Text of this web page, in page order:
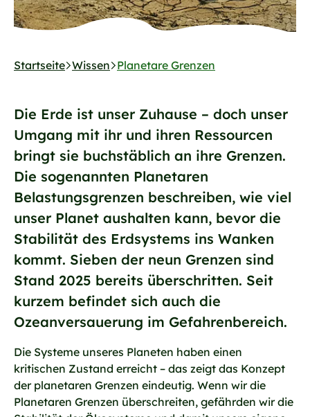
Startseite Wissen Planetare Grenzen
Die Erde ist unser Zuhause – doch unser
Umgang mit ihr und ihren Ressourcen
bringt sie buchstäblich an ihre Grenzen.
Die sogenannten Planetaren
Belastungsgrenzen beschreiben, wie viel
unser Planet aushalten kann, bevor die
Stabilität des Erdsystems ins Wanken
kommt. Sieben der neun Grenzen sind
Stand 2025 bereits überschritten. Seit
kurzem befindet sich auch die
Ozeanversauerung im Gefahrenbereich.
Die Systeme unseres Planeten haben einen
kritischen Zustand erreicht – das zeigt das Konzept
der planetaren Grenzen eindeutig. Wenn wir die
Planetaren Grenzen überschreiten, gefährden wir die